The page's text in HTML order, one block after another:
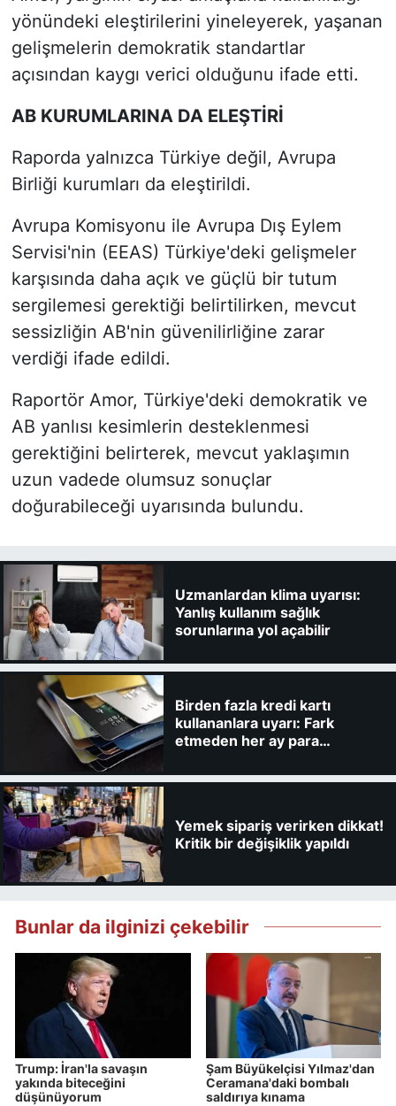
yönündeki eleştirilerini yineleyerek, yaşanan
gelişmelerin demokratik standartlar
açısından kaygı verici olduğunu ifade etti.
AB KURUMLARINA DA ELEŞTİRİ
Raporda yalnızca Türkiye değil, Avrupa
Birliği kurumları da eleştirildi.
Avrupa Komisyonu ile Avrupa Dış Eylem
Servisi'nin (EEAS) Türkiye'deki gelişmeler
karşısında daha açık ve güçlü bir tutum
sergilemesi gerektiği belirtilirken, mevcut
sessizliğin AB'nin güvenilirliğine zarar
verdiği ifade edildi.
Raportör Amor, Türkiye'deki demokratik ve
AB yanlısı kesimlerin desteklenmesi
gerektiğini belirterek, mevcut yaklaşımın
uzun vadede olumsuz sonuçlar
doğurabileceği uyarısında bulundu.
Uzmanlardan klima uyarısı:
Yanlış kullanım sağlık
sorunlarına yol açabilir
Birden fazla kredi kartı
kullananlara uyarı: Fark
etmeden her ay para
Yemek sipariş verirken dikkat!
Kritik bir değişiklik yapıldı
Bunlar da ilginizi çekebilir
Trump: İran'la savaşın
yakında biteceğini
düşünüyorum
Şam Büyükelçisi Yılmaz'dan
Ceramana'daki bombalı
saldırıya kınama